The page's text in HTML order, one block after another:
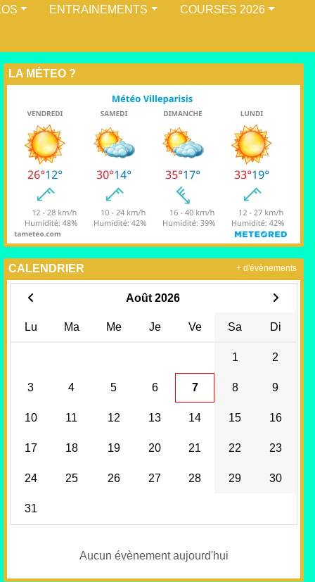
ENTRAINEMENTS COURSES 2026
LA MÉTEO ?
CALENDRIER
Août 2026
Lu Ma Me Je Ve Sa Di
1 2
3 4 5 6 7 8 9
10 11 12 13 14 15 16
17 18 19 20 21 22 23
24 25 26 27 28 29 30
31
Aucun évènement aujourd'hui
+ d'évènements